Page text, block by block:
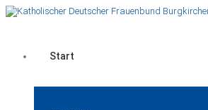
Start